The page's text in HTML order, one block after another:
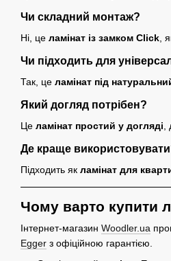
Чи складний монтаж?
Ні, це ламінат із замком Click ,
Чи підходить для
Так, це ламінат під
Який догляд потрібен?
Це ламінат простий у догляді
Де краще
Підходить як ламінат для
Чому варто купити
Інтернет-магазин Woodler.ua
Egger з офіційною гарантією.